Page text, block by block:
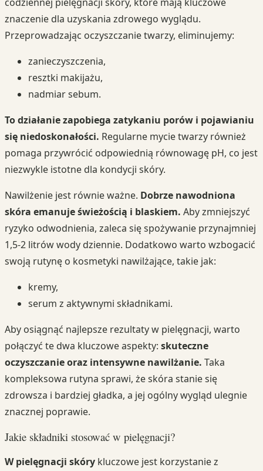
znaczenie dla uzyskania zdrowego wyglądu.
Przeprowadzając oczyszczanie twarzy, eliminujemy:
zanieczyszczenia,
resztki makijażu,
nadmiar sebum.
To działanie zapobiega zatykaniu porów i pojawianiu
się niedoskonałości. Regularne mycie twarzy również
pomaga przywrócić odpowiednią równowagę pH, co jest
niezwykle istotne dla kondycji skóry.
Nawilżenie jest równie ważne. Dobrze nawodniona
skóra emanuje świeżością i blaskiem. Aby zmniejszyć
ryzyko odwodnienia, zaleca się spożywanie przynajmniej
1,5-2 litrów wody dziennie. Dodatkowo warto wzbogacić
swoją rutynę o kosmetyki nawilżające, takie jak:
kremy,
serum z aktywnymi składnikami.
Aby osiągnąć najlepsze rezultaty w pielęgnacji, warto
połączyć te dwa kluczowe aspekty: skuteczne
oczyszczanie oraz intensywne nawilżanie. Taka
kompleksowa rutyna sprawi, że skóra stanie się
zdrowsza i bardziej gładka, a jej ogólny wygląd ulegnie
znacznej poprawie.
Jakie składniki stosować w pielęgnacji?
W pielęgnacji skóry kluczowe jest korzystanie z